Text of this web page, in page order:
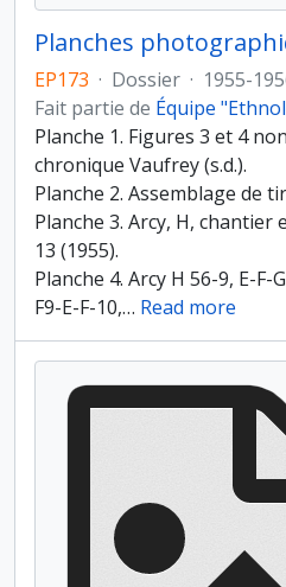
Planches
EP173 · Dossier · 1955-
Fait partie de Équipe
Planche 1. Figures 3 et 4
chronique Vaufrey (s.d.).
Planche 2. Assemblage de
Planche 3. Arcy, H, chantier
13 (1955).
Planche 4. Arcy H 56-9, E-F-
F9-E-F-10,… Read more